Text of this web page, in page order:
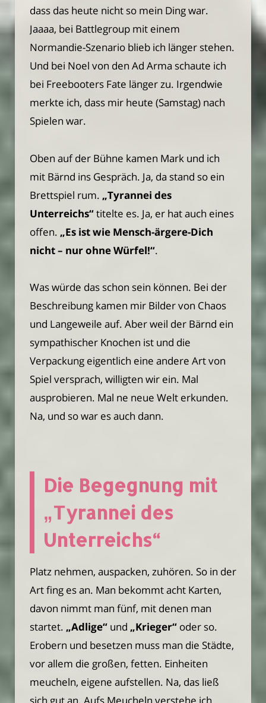
dass das heute nicht so mein Ding war.
Jaaaa, bei Battlegroup mit einem
Normandie-Szenario blieb ich länger stehen.
Und bei Noel von den Ad Arma schaute ich
bei Freebooters Fate länger zu. Irgendwie
merkte ich, dass mir heute (Samstag) nach
Spielen war.
Oben auf der Bühne kamen Mark und ich
mit Bärnd ins Gespräch. Ja, da stand so ein
Brettspiel rum. „Tyrannei des
Unterreichs“titelte es. Ja, er hat auch eines
offen. „Es ist wie Mensch-ärgere-Dich
nicht – nur ohne Würfel!“.
Was würde das schon sein können. Bei der
Beschreibung kamen mir Bilder von Chaos
und Langeweile auf. Aber weil der Bärnd ein
sympathischer Knochen ist und die
Verpackung eigentlich eine andere Art von
Spiel versprach, willigten wir ein. Mal
ausprobieren. Mal ne neue Welt erkunden.
Na, und so war es auch dann.
Die Begegnung mit
„Tyrannei des
Unterreichs“
Platz nehmen, auspacken, zuhören. So in der
Art fing es an. Man bekommt acht Karten,
davon nimmt man fünf, mit denen man
startet. „Adlige“ und „Krieger“ oder so.
Erobern und besetzen muss man die Städte,
vor allem die großen, fetten. Einheiten
meucheln, eigene aufstellen. Na, das ließ